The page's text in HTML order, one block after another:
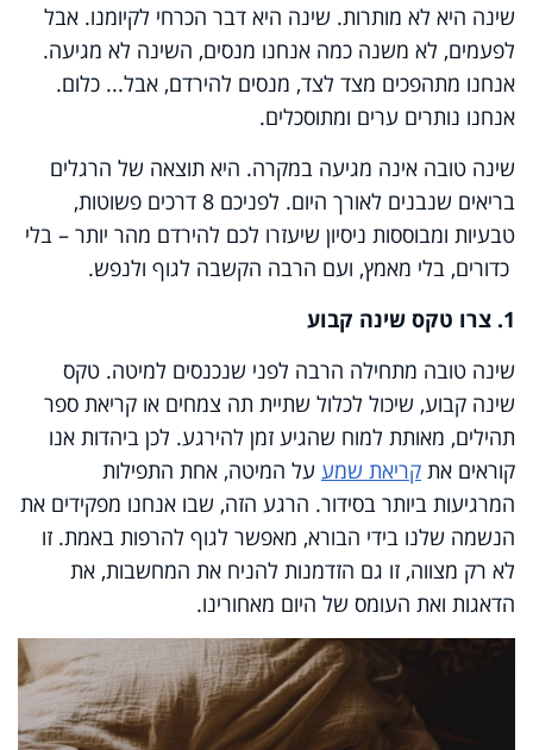
שינה היא לא מותרות. שינה היא דבר הכרחי לקיומנו. אבל
לפעמים, לא משנה כמה אנחנו מנסים, השינה לא מגיעה.
אנחנו מתהפכים מצד לצד, מנסים להירדם, אבל... כלום.
אנחנו נותרים ערים ומתוסכלים.
שינה טובה אינה מגיעה במקרה. היא תוצאה של הרגלים
בריאים שנבנים לאורך היום. לפניכם 8 דרכים פשוטות,
טבעיות ומבוססות ניסיון שיעזרו לכם להירדם מהר יותר – בלי
כדורים, בלי מאמץ, ועם הרבה הקשבה לגוף ולנפש.
1. צרו טקס שינה קבוע
שינה טובה מתחילה הרבה לפני שנכנסים למיטה. טקס
שינה קבוע, שיכול לכלול שתיית תה צמחים או קריאת ספר
תהילים, מאותת למוח שהגיע זמן להירגע. לכן ביהדות אנו
קוראים את קריאת שמע על המיטה, אחת התפילות
המרגיעות ביותר בסידור. הרגע הזה, שבו אנחנו מפקידים את
הנשמה שלנו בידי הבורא, מאפשר לגוף להרפות באמת. זו
לא רק מצווה, זו גם הזדמנות להניח את המחשבות, את
הדאגות ואת העומס של היום מאחורינו.